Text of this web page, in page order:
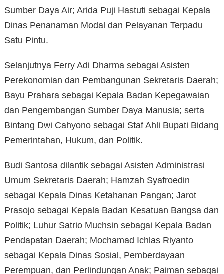
Sumber Daya Air; Arida Puji Hastuti sebagai Kepala
Dinas Penanaman Modal dan Pelayanan Terpadu
Satu Pintu.
Selanjutnya Ferry Adi Dharma sebagai Asisten
Perekonomian dan Pembangunan Sekretaris Daerah;
Bayu Prahara sebagai Kepala Badan Kepegawaian
dan Pengembangan Sumber Daya Manusia; serta
Bintang Dwi Cahyono sebagai Staf Ahli Bupati Bidang
Pemerintahan, Hukum, dan Politik.
Budi Santosa dilantik sebagai Asisten Administrasi
Umum Sekretaris Daerah; Hamzah Syafroedin
sebagai Kepala Dinas Ketahanan Pangan; Jarot
Prasojo sebagai Kepala Badan Kesatuan Bangsa dan
Politik; Luhur Satrio Muchsin sebagai Kepala Badan
Pendapatan Daerah; Mochamad Ichlas Riyanto
sebagai Kepala Dinas Sosial, Pemberdayaan
Perempuan, dan Perlindungan Anak; Paiman sebagai